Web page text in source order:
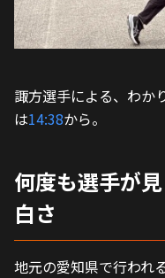
諏方選手による、わか
は14:38から。
何度も選手が
白さ
地元の愛知県で行われ